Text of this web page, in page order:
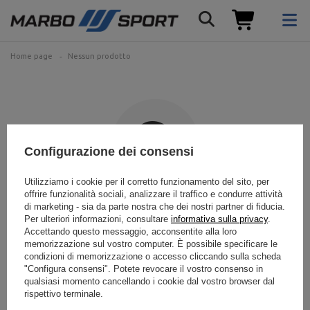
Home page Nessun prodotto
Il prodotto cercato non è
stato trovato.
Prova a specificare parametri più precisi. Utilizza del motore di ricerca
avanzato.
Configurazione dei consensi
Utilizziamo i cookie per il corretto funzionamento del sito, per
offrire funzionalità sociali, analizzare il traffico e condurre attività
di marketing - sia da parte nostra che dei nostri partner di fiducia.
Per ulteriori informazioni, consultare informativa sulla privacy.
Accettando questo messaggio, acconsentite alla loro
memorizzazione sul vostro computer. È possibile specificare le
condizioni di memorizzazione o accesso cliccando sulla scheda
"Configura consensi". Potete revocare il vostro consenso in
qualsiasi momento cancellando i cookie dal vostro browser dal
rispettivo terminale.